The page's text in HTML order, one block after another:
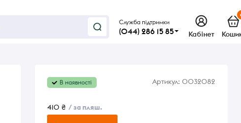
Служба підтримки
(044) 286 15 85 Кабінет
В наявності Артикул: 0032082
410 ₴ / за пляш.